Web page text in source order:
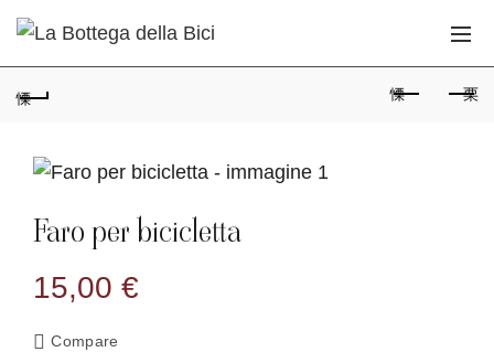
Faro per bicicletta
15,00 €
Compare